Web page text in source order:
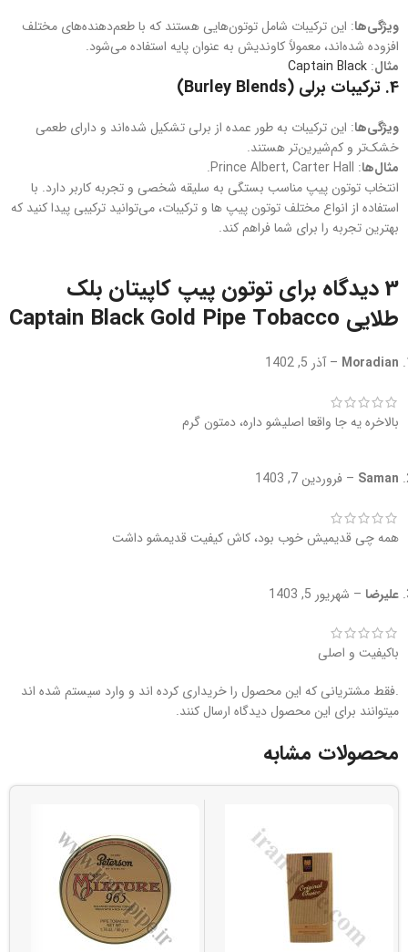
ویژگی‌ها: این ترکیبات شامل توتون‌هایی هستند که با طعم‌دهنده‌های مختلف
افزوده شده‌اند، معمولاً کاوندیش به عنوان پایه استفاده می‌شود.
مثال‌:
Captain Black
4. ترکیبات برلی (Burley Blends)
ویژگی‌ها: این ترکیبات به طور عمده از برلی تشکیل شده‌اند و دارای طعمی
خشک‌تر و کم‌شیرین‌تر هستند.
مثال‌ها: Prince Albert, Carter Hall.
انتخاب توتون پیپ مناسب بستگی به سلیقه شخصی و تجربه کاربر دارد. با
استفاده از انواع مختلف توتون‌ پیپ ها و ترکیبات، می‌توانید ترکیبی پیدا کنید که
بهترین تجربه را برای شما فراهم کند.
3 دیدگاه برای
توتون پیپ کاپیتان بلک
طلایی Captain Black Gold Pipe Tobacco
Moradian
– آذر 5, 1402
بالاخره یه جا واقعا اصلیشو داره، دمتون گرم
Saman
– فروردین 7, 1403
همه چی قدیمیش خوب بود، کاش کیفیت قدیمشو داشت
علیرضا – شهریور 5, 1403
باکیفیت و اصلی
.فقط مشتریانی که این محصول را خریداری کرده اند و وارد سیستم شده اند
میتوانند برای این محصول دیدگاه ارسال کنند.
محصولات مشابه